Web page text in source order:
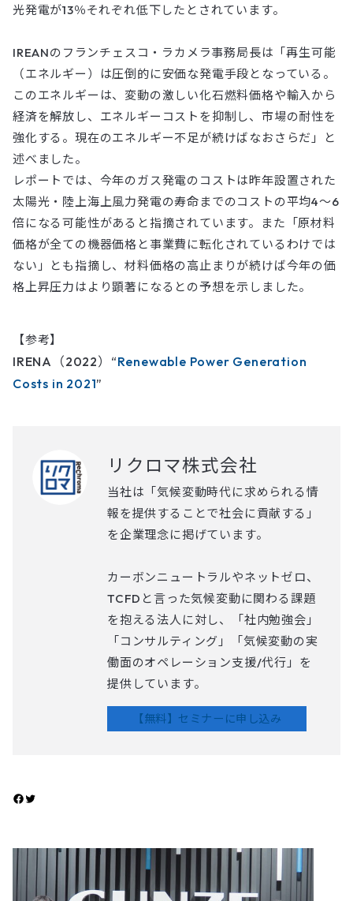
光発電が13％それぞれ低下したとされています。
IREANのフランチェスコ・ラカメラ事務局長は「再生可能
（エネルギー）は圧倒的に安価な発電手段となっている。
このエネルギーは、変動の激しい化石燃料価格や輸入から
経済を解放し、エネルギーコストを抑制し、市場の耐性を
強化する。現在のエネルギー不足が続けばなおさらだ」と
述べました。
レポートでは、今年のガス発電のコストは昨年設置された
太陽光・陸上海上風力発電の寿命までのコストの平均4〜6
倍になる可能性があると指摘されています。また「原材料
価格が全ての機器価格と事業費に転化されているわけでは
ない」とも指摘し、材料価格の高止まりが続けば今年の価
格上昇圧力はより顕著になるとの予想を示しました。
【参考】
IRENA（2022）“Renewable Power Generation
Costs in 2021”
リクロマ株式会社
当社は「気候変動時代に求められる情
報を提供することで社会に貢献する」
を企業理念に掲げています。
カーボンニュートラルやネットゼロ、
TCFDと言った気候変動に関わる課題
を抱える法人に対し、「社内勉強会」
「コンサルティング」「気候変動の実
働面のオペレーション支援/代行」を
提供しています。
【無料】セミナーに申し込み
Facebook でシェア‌‌Twitter でシェア